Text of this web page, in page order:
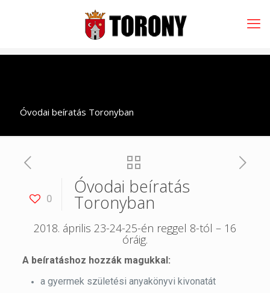
Óvodai beíratás Toronyban
0
Óvodai beíratás
Toronyban
2018. április 23-24-25-én reggel 8-tól – 16
óráig.
A beíratáshoz hozzák magukkal:
a gyermek születési anyakönyvi kivonatát